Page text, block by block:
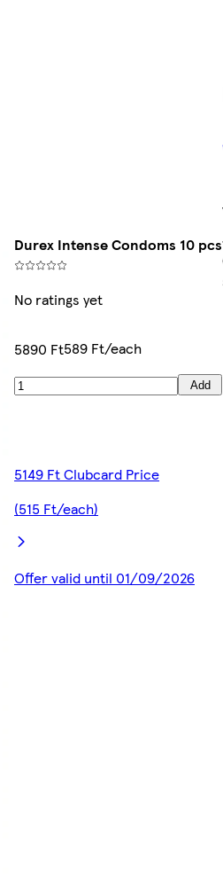
Durex Intense Condoms 10 pcs
No ratings yet
5890 Ft589 Ft/each
Add
5149 Ft Clubcard Price
(515 Ft/each)
Offer valid until 01/09/2026